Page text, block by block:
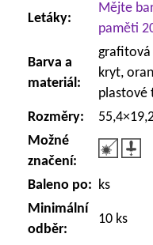
Letáky:
Mějte
paměti
Barva a
materiál:
grafitová
kryt,
plastové
Rozměry:
Možné
značení:
Baleno po: ks
Minimální
odběr:
10 ks